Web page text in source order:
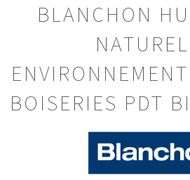
BLANCHON
BOISERIES PDT